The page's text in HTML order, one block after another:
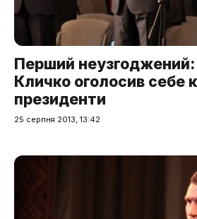
Перший неузгоджений:
Кличко оголосив себе
президенти
25 серпня 2013, 13:42